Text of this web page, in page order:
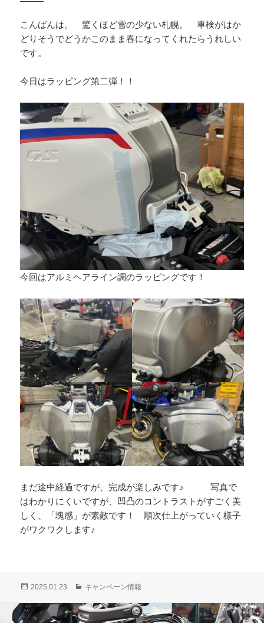
こんばんは。 驚くほど雪の少ない札幌。 車検がはか
どりそうでどうかこのまま春になってくれたらうれしい
です。
今日はラッピング第二弾！！
今回はアルミヘアライン調のラッピングです！
まだ途中経過ですが、完成が楽しみです♪ 写真で
はわかりにくいですが、凹凸のコントラストがすごく美
しく、「塊感」が素敵です！ 順次仕上がっていく様子
がワクワクします♪
投
日:
2025.01.23
カ
ゴ
リ
キャンペーン情報